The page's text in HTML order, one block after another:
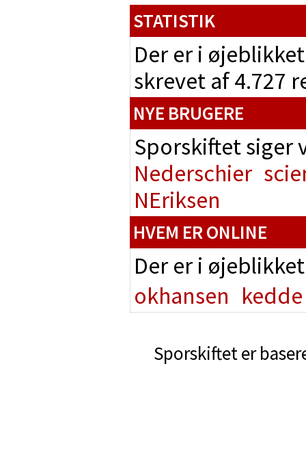
STATISTIK
Der er i
skrevet af 4.727
NYE BRUGERE
Sporskiftet
Nederschier
NEriksen
HVEM ER ONLINE
Der er i
okhansen kedde
Sporskiftet er